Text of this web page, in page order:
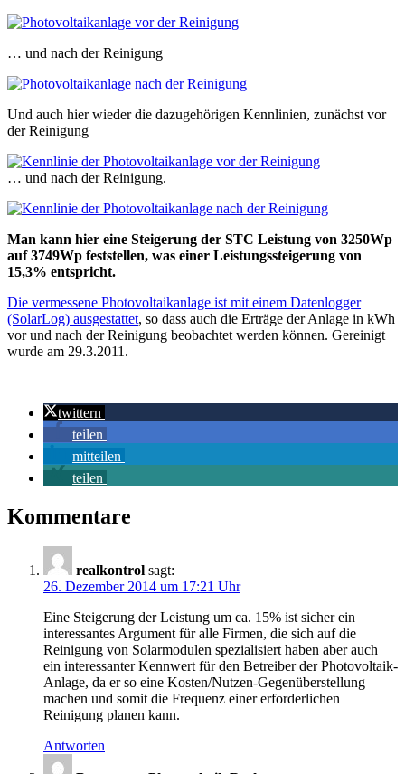
… und nach der Reinigung
Und auch hier wieder die dazugehörigen Kennlinien, zunächst vor
der Reinigung
… und nach der Reinigung.
Man kann hier eine Steigerung der STC Leistung von 3250Wp
auf 3749Wp feststellen, was einer Leistungssteigerung von
15,3% entspricht.
Die vermessene Photovoltaikanlage ist mit einem Datenlogger
(SolarLog) ausgestattet, so dass auch die Erträge der Anlage in kWh
vor und nach der Reinigung beobachtet werden können. Gereinigt
wurde am 29.3.2011.
twittern
teilen
mitteilen
teilen
Kommentare
realkontrol sagt:
26. Dezember 2014 um 17:21 Uhr
Eine Steigerung der Leistung um ca. 15% ist sicher ein
interessantes Argument für alle Firmen, die sich auf die
Reinigung von Solarmodulen spezialisiert haben aber auch
ein interessanter Kennwert für den Betreiber der Photovoltaik-
Anlage, da er so eine Kosten/Nutzen-Gegenüberstellung
machen und somit die Frequenz einer erforderlichen
Reinigung planen kann.
Antworten